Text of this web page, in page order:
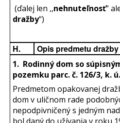
(ďalej len ,,nehnuteľnosť“
dražby“)
H. Opis predmetu dražby
1. Rodinný dom so
pozemku parc. č. 126/3, k.
Predmetom opakovanej
dom v uličnom rade
nepodpivničený s jedným